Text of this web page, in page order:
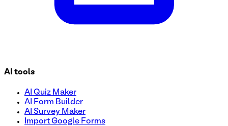
AI tools
AI Quiz Maker
AI Form Builder
AI Survey Maker
Import Google Forms